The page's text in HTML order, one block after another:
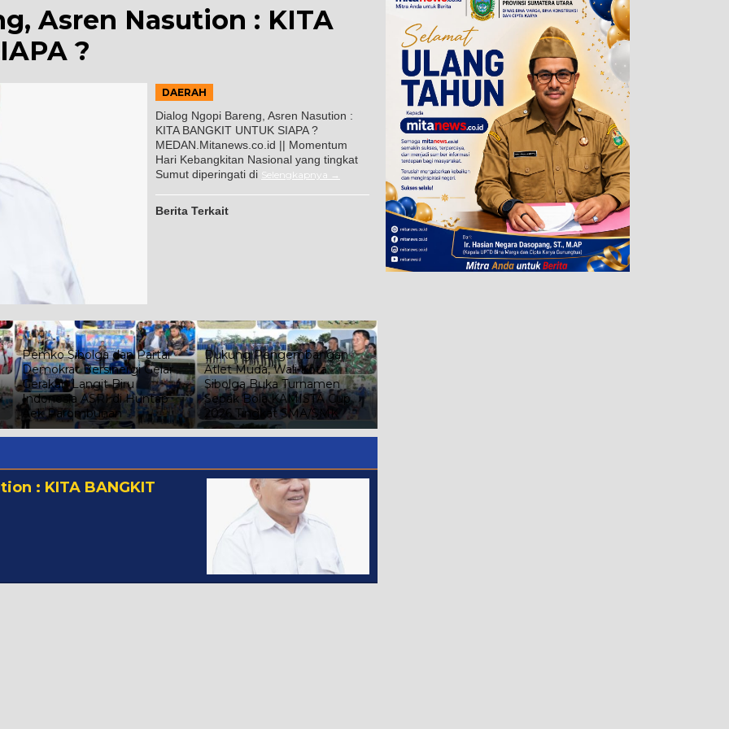
Asren Nasution : KITA
?
DAERAH
Dialog Ngopi Bareng, Asren Nasution :
KITA BANGKIT UNTUK SIAPA ?
MEDAN.Mitanews.co.id || Momentum
Hari Kebangkitan Nasional yang tingkat
Sumut diperingati di Selengkapnya
Berita Terkait
Pemko Sibolga dan Partai
Demokrat Bersinergi Gelar
Gerakan Langit Biru
Indonesia ASRI di Huntap
Aek Parombunan
Dukung Pengembangan
Atlet Muda, Wali Kota
Sibolga Buka Turnamen
Sepak Bola KAMISTA Cup
2026 Tingkat SMA/SMK
: KITA BANGKIT